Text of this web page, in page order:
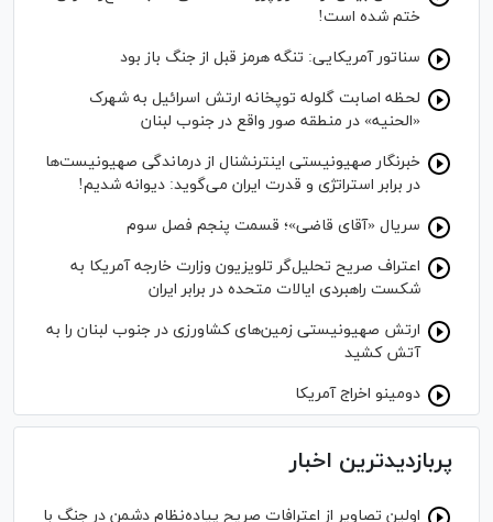
ختم شده است!
سناتور آمریکایی: تنگه هرمز قبل از جنگ باز بود
لحظه اصابت گلوله توپخانه ارتش اسرائیل به شهرک
«الحنیه» در منطقه صور واقع در جنوب لبنان
خبرنگار صهیونیستی اینترنشنال از درماندگی صهیونیست‌ها
در برابر استراتژی و قدرت ایران می‌گوید: دیوانه شدیم!
سریال «آقای قاضی»؛ قسمت پنجم فصل سوم
اعتراف صریح تحلیل‌گر تلویزیون وزارت خارجه آمریکا به
شکست راهبردی ایالات متحده در برابر ایران
ارتش صهیونیستی زمین‌های کشاورزی در جنوب لبنان را به
آتش کشید
دومینو اخراج آمریکا
پربازدیدترین اخبار
اولین تصاویر از اعترافات صریح پیاده‌نظام‌ دشمن در جنگ با